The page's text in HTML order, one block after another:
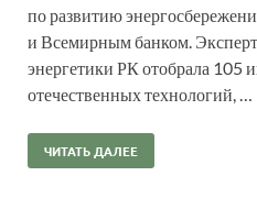
по развитию
и Всемирным банком.
энергетики РК отобрала 105
отечественных технологий, …
ЧИТАТЬ ДАЛЕЕ